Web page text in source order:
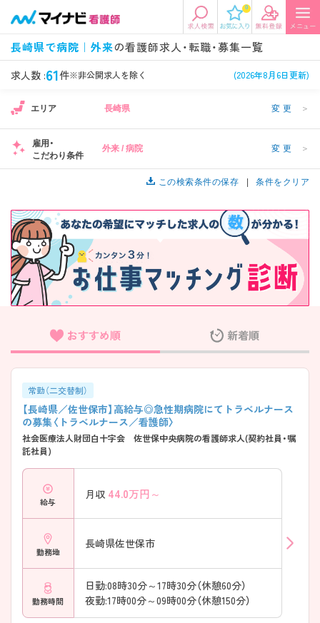
0
長崎県で病院｜外来の看護師求人・転職・募集一覧
求人数 :61件※非公開求人を除く (2026年8月6日更新)
エリアから探す
エリアから探す 駅・路線から探す
関東
東海 関西
北海道・東北 中国・四国
九州・沖縄
希望の求人条件を選択
条件項目の選択に戻る
看護師、准看護師など 常勤、夜勤なし可など
施設形態 担当業務
病棟、外来など
診察科目
美容外科、
循環器内科など
こだわり条件
未経験歓迎、
年収
年収500万円以上など
雇用形態
正社員、契約社員など
フリーワード検索
エリア 長崎県 変更 ＞
雇用・
こだわり条件
外来 / 病院 変更 ＞
この検索条件の保存 条件をクリア
おすすめ順 新着順
常勤（二交替制）
【長崎県／佐世保市】高給与◎急性期病院にてトラベルナース
の募集〈トラベルナース／看護師〉
社会医療法人財団白十字会 佐世保中央病院の看護師求人(契約社員・嘱
託社員)
給与
月収 44.0万円～
勤務地
長崎県佐世保市
勤務時間
日勤:08時30分～17時30分（休憩60分）
夜勤:17時00分～09時00分（休憩150分）